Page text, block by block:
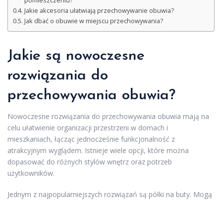
Jakie akcesoria ułatwiają przechowywanie obuwia?
Jak dbać o obuwie w miejscu przechowywania?
Jakie są nowoczesne
rozwiązania do
przechowywania obuwia?
Nowoczesne rozwiązania do przechowywania obuwia mają na
celu ułatwienie organizacji przestrzeni w domach i
mieszkaniach, łącząc jednocześnie funkcjonalność z
atrakcyjnym wyglądem. Istnieje wiele opcji, które można
dopasować do różnych stylów wnętrz oraz potrzeb
użytkowników.
Jednym z najpopularniejszych rozwiązań są półki na buty. Mogą